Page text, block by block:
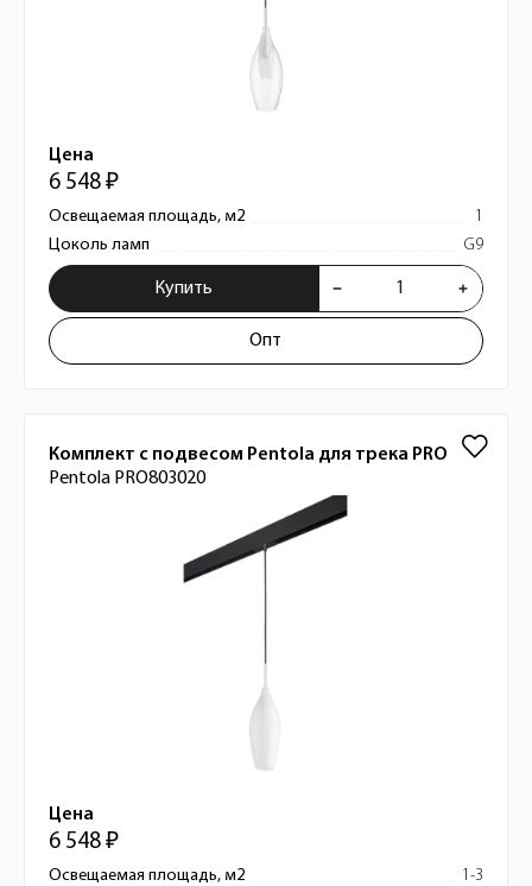
Цена
6 548 ₽
Освещаемая площадь, м2
1
Цоколь ламп
G9
Купить
Опт
Комплект с подвесом Pentola для трека PRO
Pentola PRO803020
Цена
6 548 ₽
Освещаемая площадь, м2
1-3